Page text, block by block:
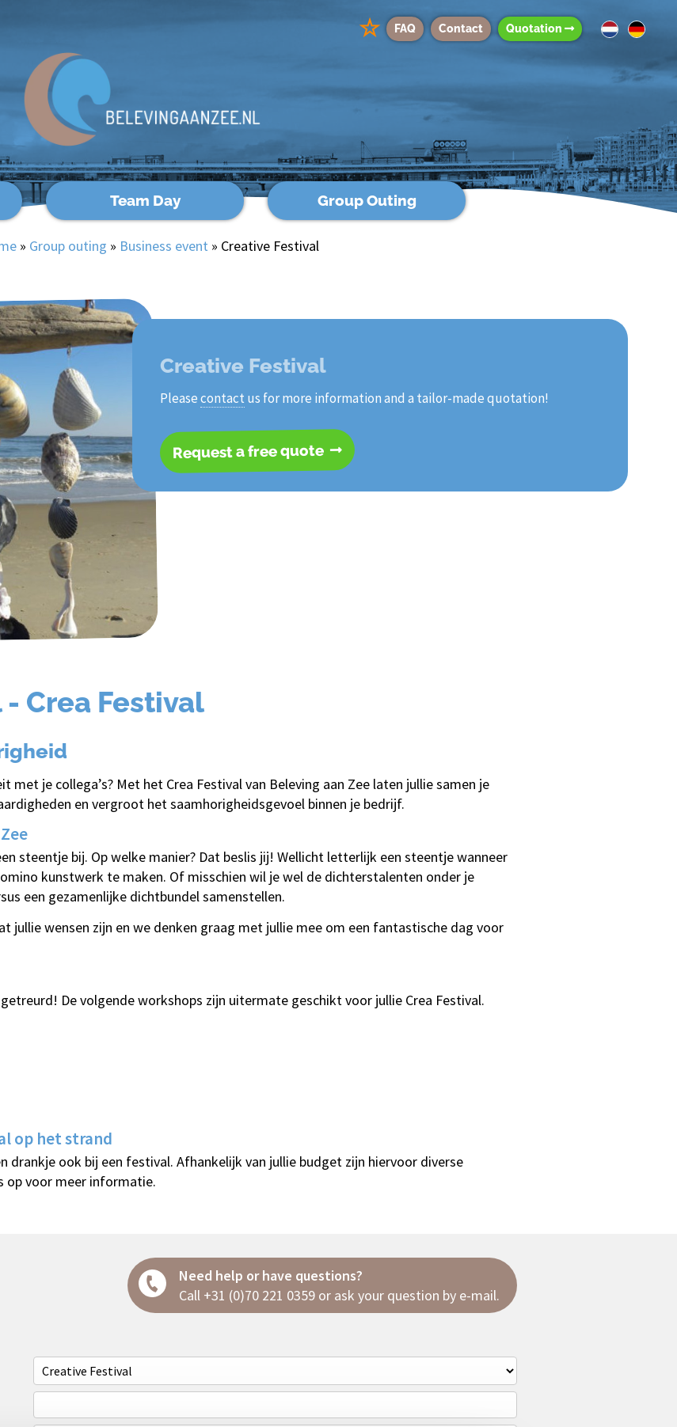
☆ FAQ Contact Quotation
Team Day Group Outing
» Group outing » Business event » Creative Festival
Creative Festival
Pleasecontact us for more information and a tailor-made quotation!
Request a free quote
Crea Festival
met je collega’s? Met het Crea Festival van Beleving aan Zee laten jullie samen je
en vergroot het saamhorigheidsgevoel binnen je bedrijf.
steentje bij. Op welke manier? Dat beslis jij! Wellicht letterlijk een steentje wanneer
kunstwerk te maken. Of misschien wil je wel de dichterstalenten onder je
een gezamenlijke dichtbundel samenstellen.
jullie wensen zijn en we denken graag met jullie mee om een fantastische dag voor
De volgende workshops zijn uitermate geschikt voor jullie Crea Festival.
op het strand
drankje ook bij een festival. Afhankelijk van jullie budget zijn hiervoor diverse
op voor meer informatie.
Need help or have questions?
Call +31 (0)70 221 0359 or ask your question by e-mail.